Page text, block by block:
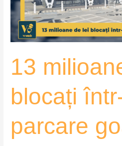
13
blocați
parcare
o
parcare
goală
VoxQub